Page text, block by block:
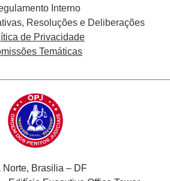
Interno
Resoluções e Deliberações
de Privacidade
Temáticas
Norte, Brasilia – DF